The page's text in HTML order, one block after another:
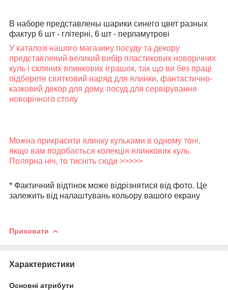
В наборе представлены шарики синего цвет разных
фактур 6 шт - глітерні, 6 шт - перламутрові
У каталозі нашого магазину посуду та декору
представлений великий вибір пластикових новорічних
куль і скляних ялинкових іграшок, так що ви без праці
підберете святковий наряд для ялинки, фантастично-
казковий декор для дому, посуд для сервірування
новорічного столу
Можна прикрасити ялинку кульками в одному тоні,
якщо вам подобається колекція ялинкових куль
Полярна ніч, то тисніть сюди >>>>>
* Фактичний відтінок може відрізнятися від фото. Це
залежить від налаштувань кольору вашого екрану
Приховати
Характеристики
Основні атрибути